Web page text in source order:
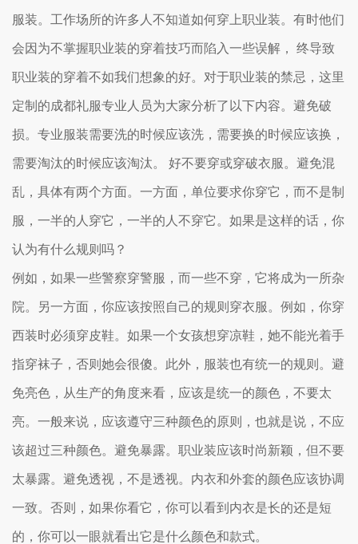
服装。工作场所的许多人不知道如何穿上职业装。有时他们
会因为不掌握职业装的穿着技巧而陷入一些误解， 终导致
职业装的穿着不如我们想象的好。对于职业装的禁忌，这里
定制的成都礼服专业人员为大家分析了以下内容。避免破
损。专业服装需要洗的时候应该洗，需要换的时候应该换，
需要淘汰的时候应该淘汰。 好不要穿或穿破衣服。避免混
乱，具体有两个方面。一方面，单位要求你穿它，而不是制
服，一半的人穿它，一半的人不穿它。如果是这样的话，你
认为有什么规则吗？
例如，如果一些警察穿警服，而一些不穿，它将成为一所杂
院。另一方面，你应该按照自己的规则穿衣服。例如，你穿
西装时必须穿皮鞋。如果一个女孩想穿凉鞋，她不能光着手
指穿袜子，否则她会很傻。此外，服装也有统一的规则。避
免亮色，从生产的角度来看，应该是统一的颜色，不要太
亮。一般来说，应该遵守三种颜色的原则，也就是说，不应
该超过三种颜色。避免暴露。职业装应该时尚新颖，但不要
太暴露。避免透视，不是透视。内衣和外套的颜色应该协调
一致。否则，如果你看它，你可以看到内衣是长的还是短
的，你可以一眼就看出它是什么颜色和款式。